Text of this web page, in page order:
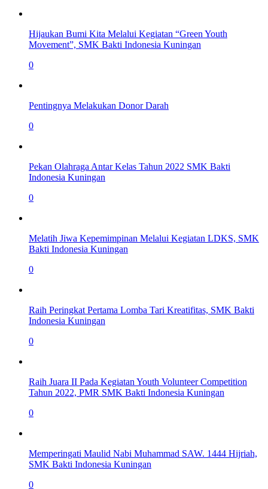
Hijaukan Bumi Kita Melalui Kegiatan “Green Youth
Movement”, SMK Bakti Indonesia Kuningan
0
Pentingnya Melakukan Donor Darah
0
Pekan Olahraga Antar Kelas Tahun 2022 SMK Bakti
Indonesia Kuningan
0
Melatih Jiwa Kepemimpinan Melalui Kegiatan LDKS, SMK
Bakti Indonesia Kuningan
0
Raih Peringkat Pertama Lomba Tari Kreatifitas, SMK Bakti
Indonesia Kuningan
0
Raih Juara II Pada Kegiatan Youth Volunteer Competition
Tahun 2022, PMR SMK Bakti Indonesia Kuningan
0
Memperingati Maulid Nabi Muhammad SAW. 1444 Hijriah,
SMK Bakti Indonesia Kuningan
0